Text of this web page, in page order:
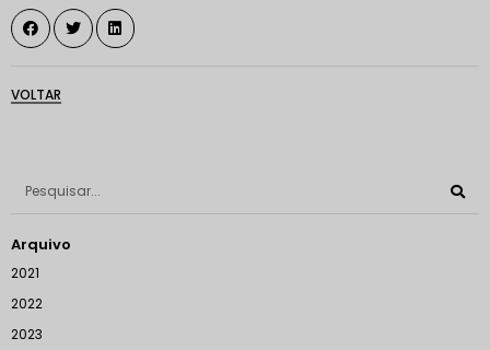
VOLTAR
Arquivo
2021
2022
2023